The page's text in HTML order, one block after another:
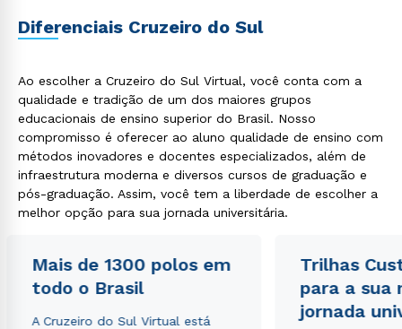
Diferenciais Cruzeiro do Sul
Ao escolher a Cruzeiro do Sul Virtual, você conta com a
qualidade e tradição de um dos maiores grupos
educacionais de ensino superior do Brasil. Nosso
compromisso é oferecer ao aluno qualidade de ensino com
métodos inovadores e docentes especializados, além de
infraestrutura moderna e diversos cursos de graduação e
pós-graduação. Assim, você tem a liberdade de escolher a
melhor opção para sua jornada universitária.
Mais de 1300 polos em
todo o Brasil
A Cruzeiro do Sul Virtual está
Trilhas
para a sua
jornada